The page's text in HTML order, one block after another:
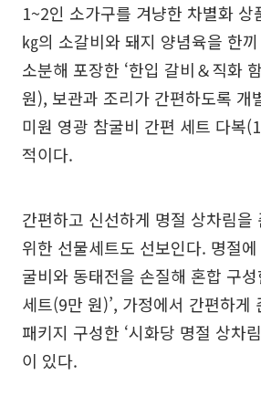
1~2인 소가구를 겨냥한 차별화
㎏의 소갈비와 돼지 양념육을 한
소분해 포장한 ‘한입 갈비＆직화
원), 보관과 조리가 간편하도록 개
미원 영광 참굴비 간편 세트 다복
적이다.
간편하고 신선하게 명절 상차림을
위한 선물세트도 선보인다. 명절
굴비와 동태전을 손질해 혼합 구성
세트(9만 원)’, 가정에서 간편하게
패키지 구성한 ‘시화당 명절 상차
이 있다.